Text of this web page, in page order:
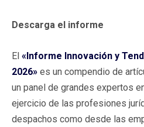
Descarga el informe
El «Informe Innovación y
2026» es un compendio de
un panel de grandes expertos
ejercicio de las profesiones
despachos como desde las